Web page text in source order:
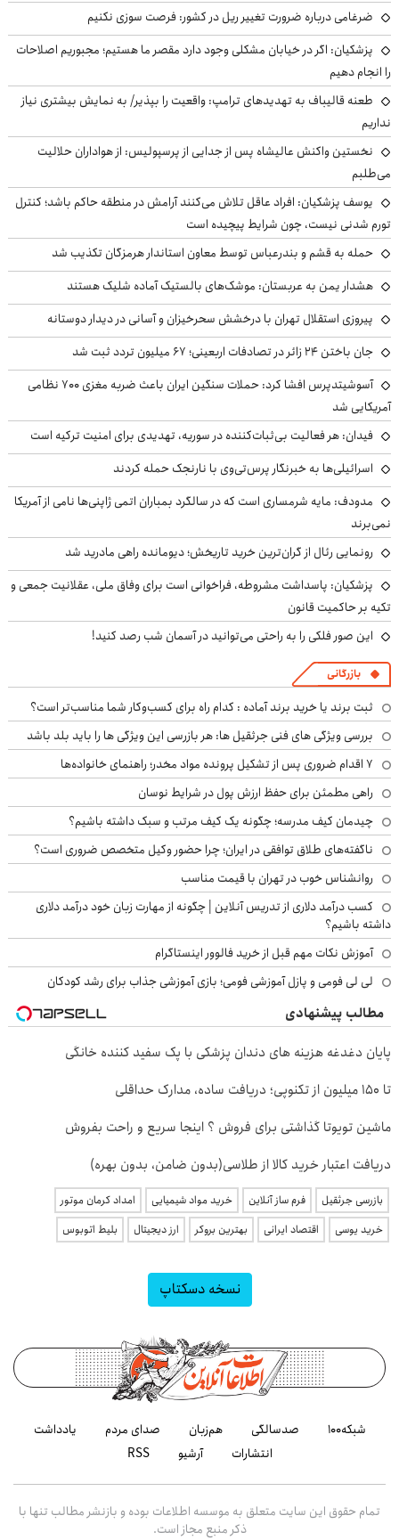
ضرغامی درباره ضرورت تغییر ریل در کشور: فرصت سوزی نکنیم
پزشکیان: اگر در خیابان مشکلی وجود دارد مقصر ما هستیم؛ مجبوریم اصلاحات
را انجام دهیم
طعنه قالیباف به تهدیدهای ترامپ: واقعیت را بپذیر/ به نمایش بیشتری نیاز
نداریم
نخستین واکنش عالیشاه پس از جدایی از پرسپولیس: از هواداران حلالیت
می‌طلبم
یوسف پزشکیان: افراد عاقل تلاش می‌کنند آرامش در منطقه حاکم باشد؛ کنترل
تورم شدنی نیست، چون شرایط پیچیده است
حمله به قشم و بندرعباس توسط معاون استاندار هرمزگان تکذیب شد
هشدار یمن به عربستان: موشک‌های بالستیک آماده شلیک هستند
پیروزی استقلال تهران با درخشش سحرخیزان و آسانی در دیدار دوستانه
جان باختن ۲۴ زائر در تصادفات اربعینی؛ ۶۷ میلیون تردد ثبت شد
آسوشیتدپرس افشا کرد: حملات سنگین ایران باعث ضربه مغزی ۷۰۰ نظامی
آمریکایی شد
فیدان: هر فعالیت بی‌ثبات‌کننده در سوریه، تهدیدی برای امنیت ترکیه است
اسرائیلی‌ها به خبرنگار پرس‌تی‌وی با نارنجک حمله کردند
مدودف: مایه شرمساری است که در سالگرد بمباران اتمی ژاپنی‌ها نامی از آمریکا
نمی‌برند
رونمایی رئال از گران‌ترین خرید تاریخش؛ دیومانده راهی مادرید شد
پزشکیان: پاسداشت مشروطه، فراخوانی است برای وفاق ملی، عقلانیت جمعی و
تکیه بر حاکمیت قانون
این صور فلکی را به راحتی می‌توانید در آسمان شب رصد کنید!
بازرگانی
ثبت برند یا خرید برند آماده : کدام راه برای کسب‌وکار شما مناسب‌تر است؟
بررسی ویژگی های فنی جرثقیل ها: هر بازرسی این ویژگی ها را باید بلد باشد
۷ اقدام ضروری پس از تشکیل پرونده مواد مخدر؛ راهنمای خانواده‌ها
راهی مطمئن برای حفظ ارزش پول در شرایط نوسان
چیدمان کیف مدرسه؛ چگونه یک کیف مرتب و سبک داشته باشیم؟
ناگفته‌های طلاق توافقی در ایران؛ چرا حضور وکیل متخصص ضروری است؟
روانشناس خوب در تهران با قیمت مناسب
کسب درآمد دلاری از تدریس آنلاین | چگونه از مهارت زبان خود درآمد دلاری
داشته باشیم؟
آموزش نکات مهم قبل از خرید فالوور اینستاگرام
لی لی فومی و پازل آموزشی فومی؛ بازی آموزشی جذاب برای رشد کودکان
مطالب پیشنهادی
پایان دغدغه هزینه های دندان پزشکی با پک سفید کننده خانگی
تا ۱۵۰ میلیون از تکنوپی؛ دریافت ساده، مدارک حداقلی
ماشین تویوتا گذاشتی برای فروش ؟ اینجا سریع و راحت بفروش
دریافت اعتبار خرید کالا از طلاسی(بدون ضامن، بدون بهره)
بازرسی جرثقیل فرم ساز آنلاین خرید مواد شیمیایی
امداد کرمان موتور
خرید یوسی
اقتصاد ایرانی بهترین بروکر ارز دیجیتال بلیط اتوبوس
نسخه دسکتاپ
شبکه۱۰۰ صدسالگی هم‌زبان صدای مردم
یادداشت
انتشارات
آرشیو RSS
تمام حقوق این سایت متعلق به موسسه اطلاعات بوده و بازنشر مطالب تنها با
ذکر منبع مجاز است.